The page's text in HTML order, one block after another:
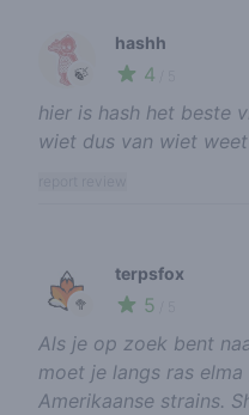
🍃
hashh
4
hier is hash het beste
wiet dus van wiet
🥦
terpsfox
5
Als je op zoek bent
moet je langs ras
Amerikaanse strains.